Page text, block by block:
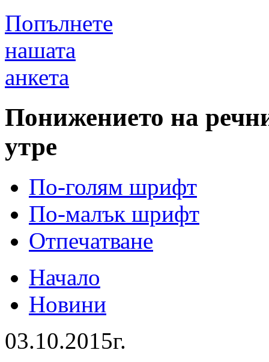
Попълнете
нашата
анкета
Понижението на
утре
По-голям шрифт
По-малък шрифт
Отпечатване
Начало
Новини
03.10.2015г.